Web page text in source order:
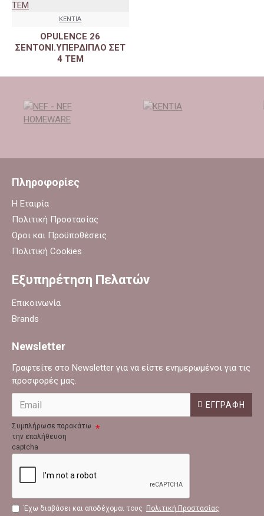
KENTIA
OPULENCE 26
ΣΕΝΤΟΝΙ.ΥΠΕΡΔΙΠΛΟ ΣΕΤ
4 ΤΕΜ
Πληροφορίες
Η Εταιρία
Πολιτική Προστασίας
Οροι και Προϋποθέσεις
Πολιτική Cookies
Εξυπηρέτηση Πελατών
Επικοινωνία
Brands
Newsletter
Γραφτείτε στο Newsletter για να είστε ενημερωμένοι για τις
προσφορές μας.
ΕΓΓΡΑΦΉ
Συμπλήρωσε παρακάτω
την επαλήθευση
captcha
Έχω διαβάσει και αποδέχομαι τους Πολιτική Προστασίας